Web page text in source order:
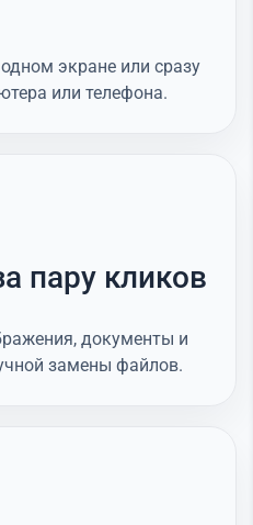
экране или сразу
или телефона.
пару кликов
документы и
замены файлов.